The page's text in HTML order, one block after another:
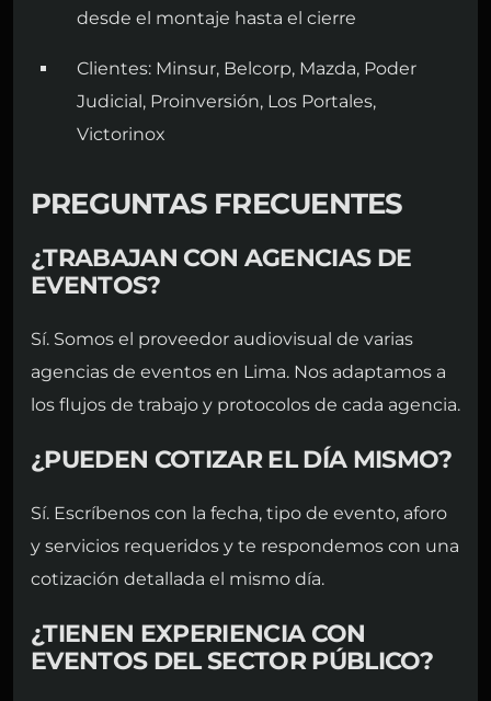
desde el montaje hasta el cierre
Clientes: Minsur, Belcorp, Mazda, Poder
Judicial, Proinversión, Los Portales,
Victorinox
PREGUNTAS FRECUENTES
¿TRABAJAN CON AGENCIAS DE
EVENTOS?
Sí. Somos el proveedor audiovisual de varias
agencias de eventos en Lima. Nos adaptamos a
los flujos de trabajo y protocolos de cada agencia.
¿PUEDEN COTIZAR EL DÍA MISMO?
Sí. Escríbenos con la fecha, tipo de evento, aforo
y servicios requeridos y te respondemos con una
cotización detallada el mismo día.
¿TIENEN EXPERIENCIA CON
EVENTOS DEL SECTOR PÚBLICO?